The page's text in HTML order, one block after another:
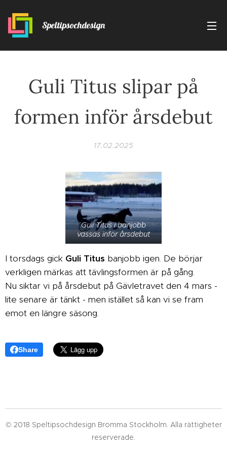
Speltipsochdesign
Guli Titus slipar på
formen inför årsdebut
17.02.2025
Guli Titus i banjobb
vässas inför årsdebut
I torsdags gick Guli Titus banjobb igen. De börjar
verkligen märkas att tävlingsformen är på gång.
Nu siktar vi på årsdebut på Gävletravet den 4 mars -
lite senare är tänkt - men istället så kan vi se fram
emot en längre säsong.
Share
© 2018 Speltipsochdesign Bromma Stockholm. Alla rättigheter
reserverade.